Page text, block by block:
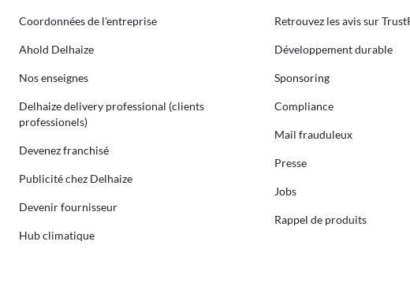
Coordonnées de l'entreprise
Ahold Delhaize
Nos enseignes
Delhaize delivery professional (clients
professionels)
Devenez franchisé
Publicité chez Delhaize
Devenir fournisseur
Hub climatique
Retrouvez les avis sur
Développement durable
Sponsoring
Compliance
Mail frauduleux
Presse
Jobs
Rappel de produits